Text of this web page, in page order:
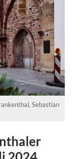
Sebastian